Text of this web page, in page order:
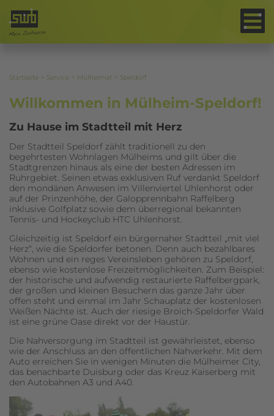
Wohnen im Stadtteil
Startseite Service Mülheimat Speldorf
Willkommen in Mülheim-Speldorf!
Zu Hause im Stadtteil mit Herz
Der Stadtteil Speldorf zählt traditionell zu den
begehrtesten Wohnlagen Mülheims und gilt über die
Stadtgrenzen hinaus als eine der besten Adressen im
Ruhrgebiet. Seinen etwas exklusiven Ruf verdankt Speldorf
den mondänen Anwesen im Villenviertel Uhlenhorst oder
auf der Prinzenhöhe, der Galopprennbahn Raffelberg
inklusive Golfplatz sowie dem überregional bekannten
Tennis- und Hockeyclub HTC Uhlenhorst.
Gleichzeitig ist Speldorf ein bürgernaher Stadtteil „mit viel
Herz“, wie die Speldorfer betonen. Denn auch bezahlbares
Wohnen und ein reges Vereinsleben gehören zu Speldorf,
ebenso wie kostenlose Freizeitmöglichkeiten. Zum Beispiel:
der historische und aufwendig restaurierte Raffelbergpark,
der großen und kleinen Besuchern das ganze Jahr über
offen steht und einmal im Jahr Schauplatz der kostenlosen
Weißen Nächte ist. Auch der riesige Broich-Speldorfer Wald
ist eine grüne Oase direkt vor der Haustür.
Die Nahversorgung im Stadtteil ist gewährleistet, ebenso
wie der Anschluss an den öffentlichen Nahverkehr. Mit dem
Auto erreichen Sie in wenigen Minuten die Mülheimer City,
das benachbarte Duisburg oder das Kreuz Kaiserberg mit
den Autobahnen A3 und A40.
Ich habe dieDatenschutzerklärungzur Kenntnis
genommen. Ich stimme zu, dass meine Angaben
und Daten zur Beantwortung meiner Anfrage
elektronisch erhoben und gespeichert werden.